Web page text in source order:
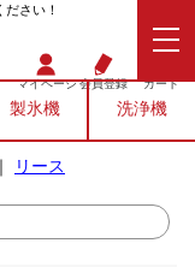
さい！
マイページ会員登録 カート
製氷機 洗浄機
｜ リース